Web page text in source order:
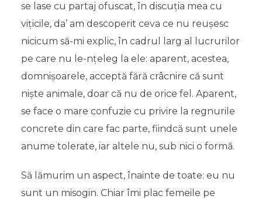
se lase cu partaj ofuscat, în discuția mea cu
vițicile, da’ am descoperit ceva ce nu reușesc
nicicum să-mi explic, în cadrul larg al lucrurilor
pe care nu le-nțeleg la ele: aparent, acestea,
domnișoarele, acceptă fără crâcnire că sunt
niște animale, doar că nu de orice fel. Aparent,
se face o mare confuzie cu privire la regnurile
concrete din care fac parte, fiindcă sunt unele
anume tolerate, iar altele nu, sub nici o formă.
Să lămurim un aspect, înainte de toate: eu nu
sunt un misogin. Chiar îmi plac femeile pe